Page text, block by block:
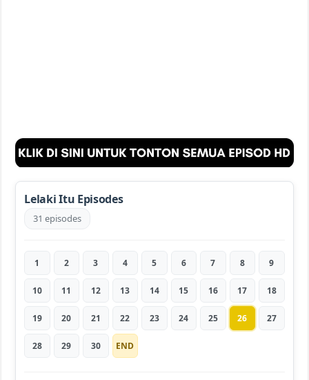
Lelaki Itu Episodes
31 episodes
1 2 3 4 5 6 7 8 9
10 11 12 13 14 15 16 17 18
19 20 21 22 23 24 25 26 27
28 29 30 END